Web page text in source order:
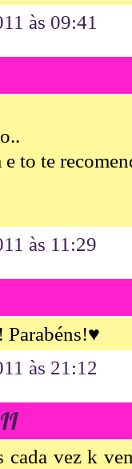
às 09:41
to te
às 11:29
Parabéns!♥
às 21:12
II
cada vez k